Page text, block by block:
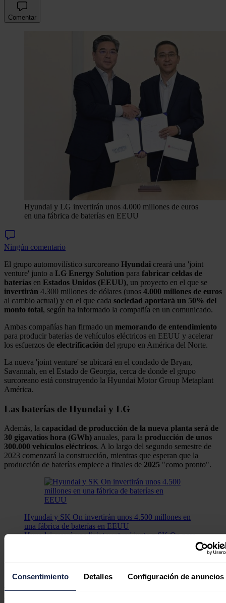
Consentimiento Detalles Configuración de anuncios
Comentar
Hyundai y LG invertirán unos 4.000 millones de euros
en una fábrica de baterías en EEUU
Ningún comentario
El grupo automovilístico surcoreano Hyundai creará una 'joint
venture' junto a LG Energy Solution para fabricar celdas de
baterías en Estados Unidos (EEUU), un proyecto en el que se
invertirán 4.300 millones de dólares (unos 4.000 millones de euros
al cambio actual) y en el que cada sociedad aportará un 50% del
monto total, según ha informado la compañía en un comunicado.
Ambas compañías han firmado un memorando de entendimiento
para producir baterías de vehículos eléctricos en EEUU y acelerar
los esfuerzos de electrificación del grupo en América del Norte.
La nueva 'joint venture' se ubicará en el condado de Bryan,
Savannah, en el Estado de Georgia, cerca de donde el grupo
surcoreano está construyendo la Hyundai Motor Group Metaplant
América.
Las baterías de Hyundai y LG
Además, la capacidad de producción de la nueva planta será de
30 gigavatios hora (GWh) anuales, para la producción de unos
300.000 vehículos eléctricos. A lo largo del segundo semestre de
2023 comenzará la construcción, mientras que esperan que la
producción de baterías empiece a finales de 2025 "como pronto".
Hyundai y SK On invertirán unos 4.500 millones en
una fábrica de baterías en EEUU
Hyundai creará una 'joint venture' junto a SK On para
fabricar celdas de baterías en Estados Unidos (EEUU),
"Crearemos una base sólida para liderar la transición global de
vehículos eléctricos", ha asegurado el presidente y consejero